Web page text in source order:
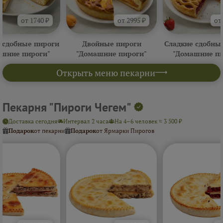
Открыть меню пекарни
от 1740 ₽
пироги
пироги"
от 2995 ₽
Двойные пироги
"Домашние пироги"
от
Сладкие
"Домашние
Пекарня "Пироги Чегем"
Доставка сегодня Интервал 2 часа
На 4–6 человек ≈ 3 500 ₽
Подарокот пекарни Подарокот Ярмарки Пирогов